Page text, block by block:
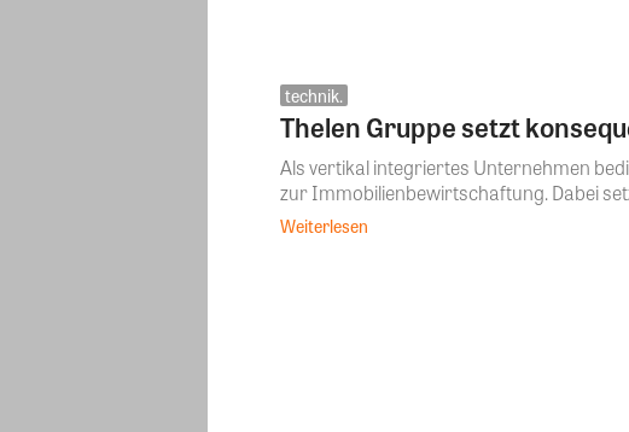
technik.
Thelen Gruppe setzt
Als vertikal integriertes Unternehmen
zur Immobilienbewirtschaftung. Dabei
Weiterlesen